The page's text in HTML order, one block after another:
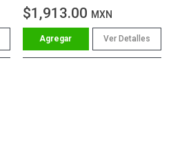
$1,913.00 MXN
Ver Detalles